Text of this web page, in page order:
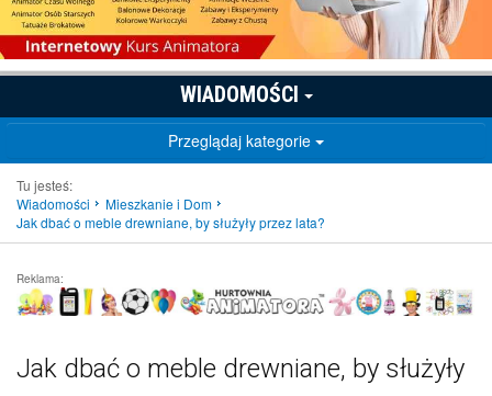
WIADOMOŚCI
Przeglądaj kategorie
Tu jesteś:
Wiadomości
Mieszkanie i Dom
Jak dbać o meble drewniane, by służyły przez lata?
Reklama:
Jak dbać o meble drewniane, by służyły